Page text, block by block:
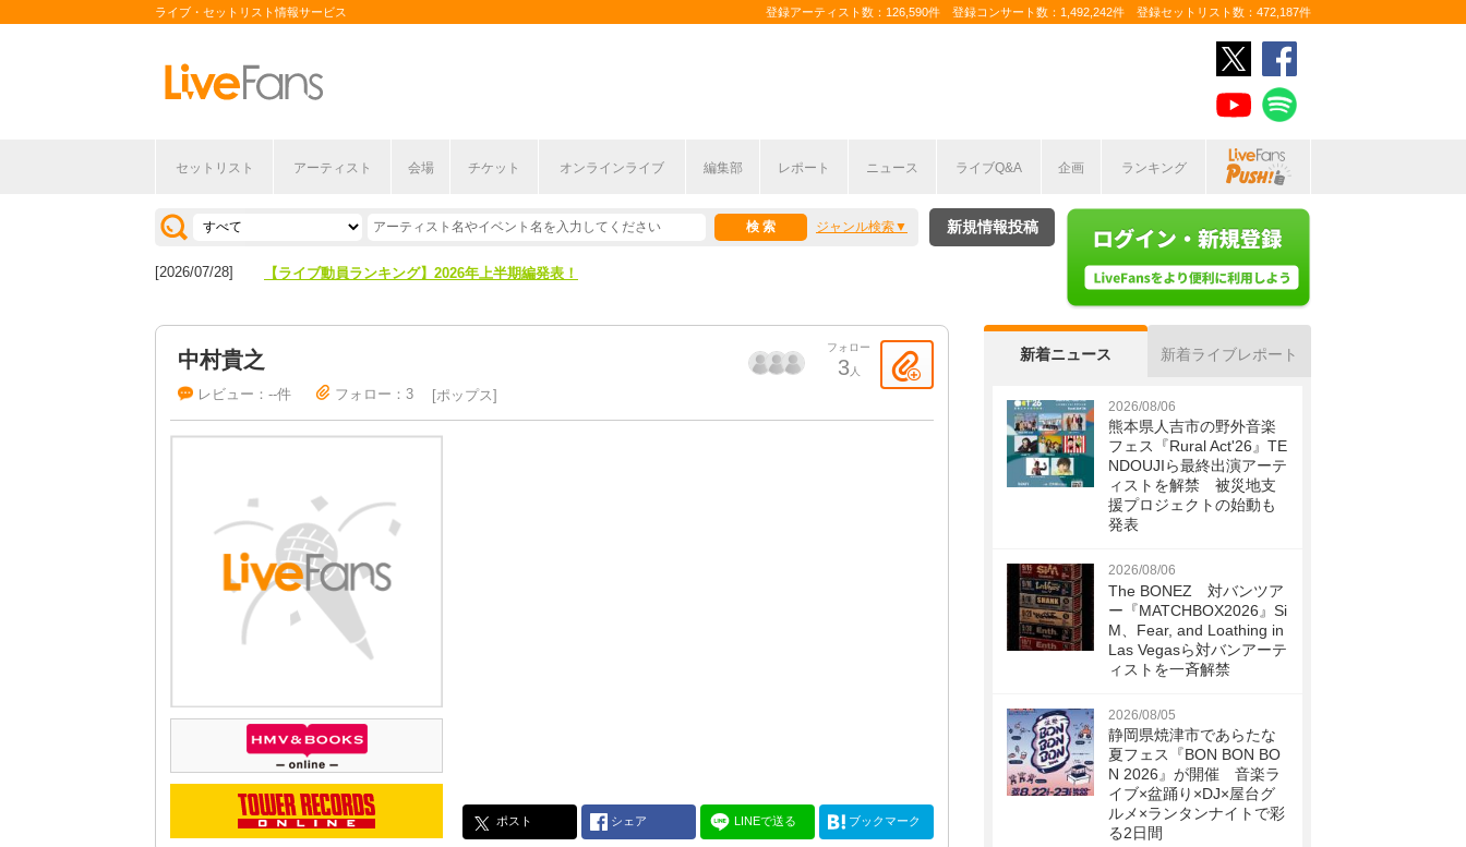
ライブ・セットリスト情報サービス 登録アーティスト数：126,590件 登録コンサート数：1,492,242件 登録セットリスト数：472,187件
セットリスト アーティスト 会場 チケット オンラインライブ 編集部 レポート ニュース ライブQ&A 企画 ランキング
ジャンル検索
[2026/04/27] 【フェス特集2026】フェス情報はここから！
[2026/07/28] 【ライブ動員ランキング】2026年上半期編発表！
新規情報投稿
中村貴之
フォロー
3人
レビュー：--件 フォロー：3 ポップス
ポスト シェア LINEで送る ブックマーク
新着ニュース 新着ライブレポート
2026/08/06
熊本県人吉市の野外音楽
フェス『Rural Act'26』TE
NDOUJIら最終出演アーテ
ィストを解禁 被災地支
援プロジェクトの始動も
発表
2026/08/06
The BONEZ 対バンツア
ー『MATCHBOX2026』Si
M、Fear, and Loathing in
Las Vegasら対バンアーテ
ィストを一斉解禁
2026/08/05
静岡県焼津市であらたな
夏フェス『BON BON BO
N 2026』が開催 音楽ラ
イブ×盆踊り×DJ×屋台グ
ルメ×ランタンナイトで彩
る2日間